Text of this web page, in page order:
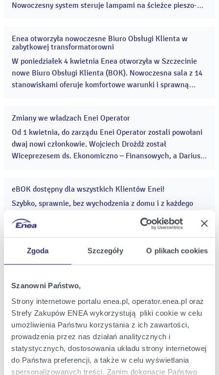
Zgoda Szczegóły O plikach cookies
Szanowni Państwo,
Strony internetowe portalu enea.pl, operator.enea.pl oraz
Strefy Zakupów ENEA wykorzystują pliki cookie w celu
umożliwienia Państwu korzystania z ich zawartości,
prowadzenia przez nas działań analitycznych i
statystycznych, dostosowania układu strony internetowej
do Państwa preferencji, a także w celu wyświetlania
spersonalizowanych treści. Zanim dokonacie Państwo
Nowoczesny system steruje lampami na ścieżce pieszo-
2016
Enea otworzyła nowoczesne Biuro Obsługi Klienta w
zabytkowej transformatorowni
W poniedziałek 4 kwietnia Enea otworzyła w Szczecinie
nowe Biuro Obsługi Klienta (BOK). Nowoczesna sala z 14
stanowiskami oferuje komfortowe warunki i sprawną
wybudowana na początku XX w. ...
kwi
2016
Zmiany we władzach Enei Operator
Od 1 kwietnia, do zarządu Enei Operator zostali powołani
dwaj nowi członkowie. Wojciech Drożdż został
Wiceprezesem ds. Ekonomiczno – Finansowych, a Dariusz
mar
2016
eBOK dostępny dla wszystkich Klientów Enei!
Szybko, sprawnie, bez wychodzenia z domu i z każdego
miejsca, gdzie dostępny jest internet – tak działa
elektroniczne biuro obsługi klienta. Nowoczesna aplikacja
eBOK jest już dostępna dla wszystkich Klientów Enei. ...
31
marca 2016 r. zalecają „Sprzedaj” dla akcji Enei. Cena
docelowa jednej akcji ustalona została na poziomie
10,60 zł. ...
Poprzednia 4 5 6 7 8 9 Następna